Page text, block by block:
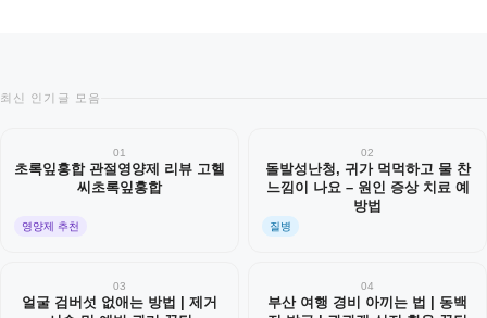
최신 인기글 모음
01
초록잎홍합 관절영양제 리뷰 고헬
씨초록잎홍합
영양제 추천
02
돌발성난청, 귀가 먹먹하고 물 찬
느낌이 나요 – 원인 증상 치료 예
방법
질병
03
얼굴 검버섯 없애는 방법 | 제거
04
부산 여행 경비 아끼는 법 | 동백